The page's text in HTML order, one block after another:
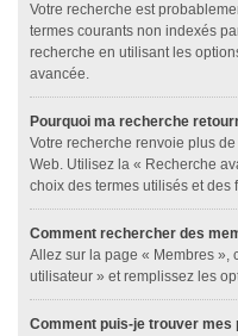
Votre recherche est
termes courants non indexés
recherche en utilisant les
avancée.
Pourquoi ma recherche
Votre recherche renvoie plus
Web. Utilisez la « Recherche
choix des termes utilisés et
Comment rechercher des
Allez sur la page « Membres »,
utilisateur » et remplissez les
Comment puis-je trouver